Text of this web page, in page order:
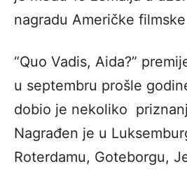
nagradu Američke
“Quo Vadis, Aida?”
u septembru prošle
dobio je nekoliko
Nagrađen je u
Roterdamu, Goteborgu,